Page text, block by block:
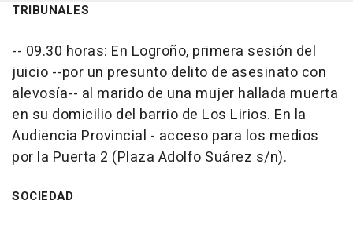
TRIBUNALES
-- 09.30 horas: En Logroño, primera sesión del
juicio --por un presunto delito de asesinato con
alevosía-- al marido de una mujer hallada muerta
en su domicilio del barrio de Los Lirios. En la
Audiencia Provincial - acceso para los medios
por la Puerta 2 (Plaza Adolfo Suárez s/n).
SOCIEDAD